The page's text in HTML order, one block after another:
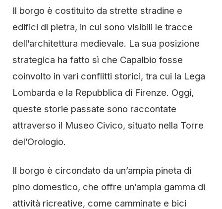
Il borgo è costituito da strette stradine e
edifici di pietra, in cui sono visibili le tracce
dell’architettura medievale. La sua posizione
strategica ha fatto sì che Capalbio fosse
coinvolto in vari conflitti storici, tra cui la Lega
Lombarda e la Repubblica di Firenze. Oggi,
queste storie passate sono raccontate
attraverso il Museo Civico, situato nella Torre
del’Orologio.
Il borgo è circondato da un’ampia pineta di
pino domestico, che offre un’ampia gamma di
attività ricreative, come camminate e bici